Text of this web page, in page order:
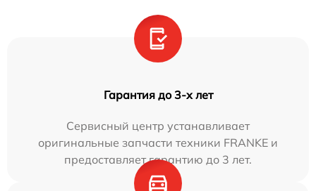
Гарантия до 3-х лет
Сервисный центр устанавливает
оригинальные запчасти техники FRANKE и
предоставляет гарантию до 3 лет.